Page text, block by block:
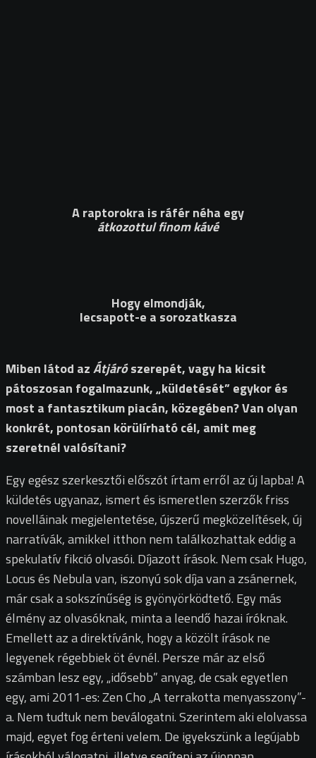
A raptorokra is ráfér néha egy
átkozottul finom kávé
Hogy elmondják,
lecsapott-e a sorozatkasza
Miben látod azÁtjárószerepét, vagy ha kicsit
pátoszosan fogalmazunk, „küldetését” egykor és
most a fantasztikum piacán, közegében? Van olyan
konkrét, pontosan körülírható cél, amit meg
szeretnél valósítani?
Egy egész szerkesztői előszót írtam erről az új lapba! A
küldetés ugyanaz, ismert és ismeretlen szerzők friss
novelláinak megjelentetése, újszerű megközelítések, új
narratívák, amikkel itthon nem találkozhattak eddig a
spekulatív fikció olvasói. Díjazott írások. Nem csak Hugo,
Locus és Nebula van, iszonyú sok díja van a zsánernek,
már csak a sokszínűség is gyönyörködtető. Egy más
élmény az olvasóknak, minta a leendő hazai íróknak.
Emellett az a direktívánk, hogy a közölt írások ne
legyenek régebbiek öt évnél. Persze már az első
számban lesz egy, „idősebb” anyag, de csak egyetlen
egy, ami 2011-es: Zen Cho „A terrakotta menyasszony”-
a. Nem tudtuk nem beválogatni. Szerintem aki elolvassa
majd, egyet fog érteni velem. De igyekszünk a legújabb